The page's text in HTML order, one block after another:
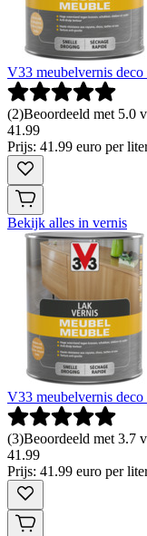
V33 meubelvernis
(2)Beoordeeld met 5.0
41 .99
Prijs: 41.99 euro per
Bekijk alles in vernis
V33 meubelvernis
(3)Beoordeeld met 3.7
41 .99
Prijs: 41.99 euro per